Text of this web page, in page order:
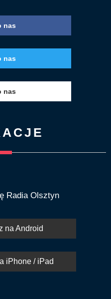
nas
nas
nas
Radia Olsztyn
na Android
iPhone / iPad